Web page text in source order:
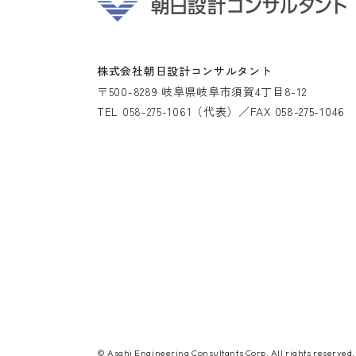
株式会社朝日設計コンサルタント
〒500-8289 岐阜県岐阜市須賀4丁目8-12
TEL 058-275-1061 （代表） ／FAX 058-275-1046
© Asahi Engineering Consultants Corp. All rights reserved.